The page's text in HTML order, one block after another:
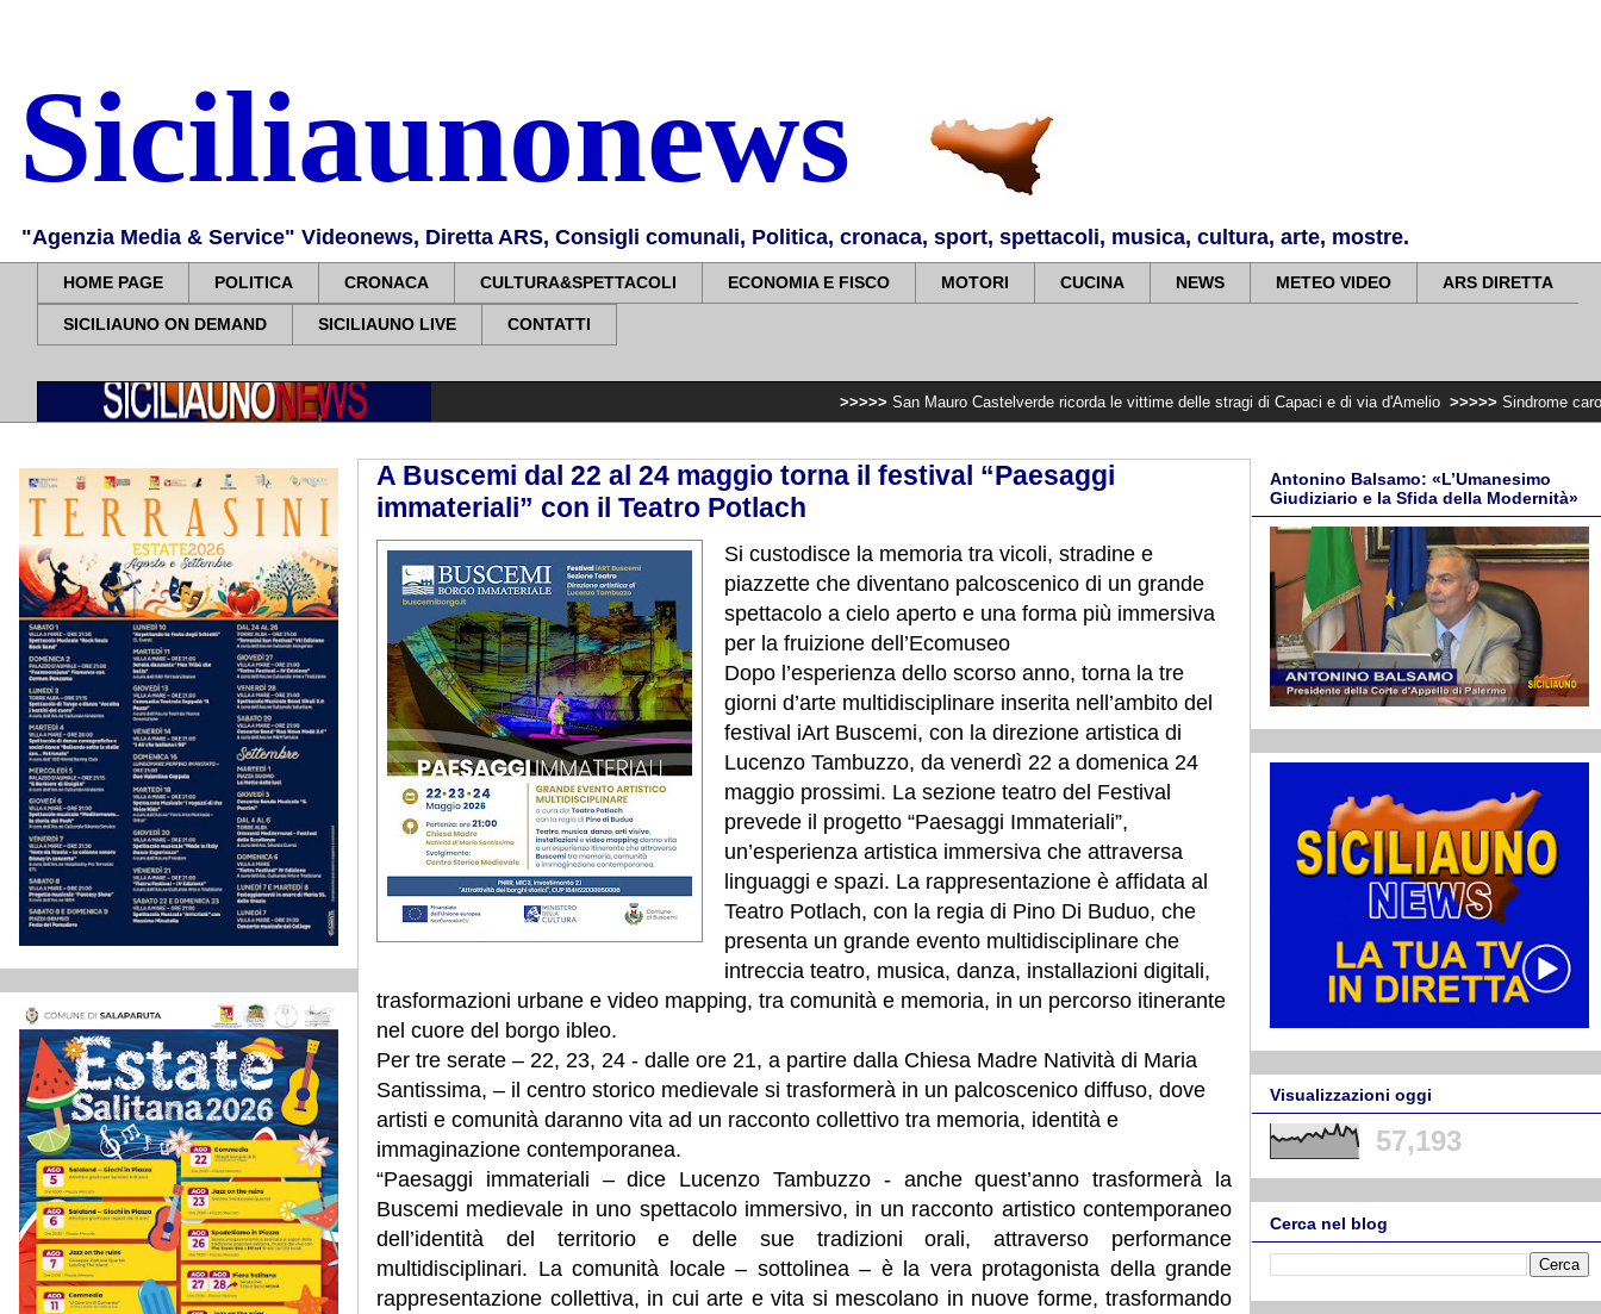
Siciliaunonews
"Agenzia Media & Service" Videonews, Diretta ARS, Consigli comunali, Politica, cronaca, sport, spettacoli, musica, cultura, arte, mostre.
HOME PAGE POLITICA CRONACA CULTURA&SPETTACOLI ECONOMIA E FISCO MOTORI CUCINA NEWS METEO VIDEO ARS DIRETTA
SICILIAUNO ON DEMAND SICILIAUNO LIVE CONTATTI
San Mauro Castelverde ricorda le vittime delle stragi di Capaci e di via d'Amelio >>>>> Sindrome carotidea
A Buscemi dal 22 al 24 maggio torna il festival “Paesaggi
immateriali” con il Teatro Potlach
Si custodisce la memoria tra vicoli, stradine e
piazzette che diventano palcoscenico di un grande
spettacolo a cielo aperto e una forma più immersiva
per la fruizione dell’Ecomuseo
Dopo l’esperienza dello scorso anno, torna la tre
giorni d’arte multidisciplinare inserita nell’ambito del
festival iArt Buscemi, con la direzione artistica di
Lucenzo Tambuzzo, da venerdì 22 a domenica 24
maggio prossimi. La sezione teatro del Festival
prevede il progetto “Paesaggi Immateriali”,
un’esperienza artistica immersiva che attraversa
linguaggi e spazi. La rappresentazione è affidata al
Teatro Potlach, con la regia di Pino Di Buduo, che
presenta un grande evento multidisciplinare che
intreccia teatro, musica, danza, installazioni digitali,
trasformazioni urbane e video mapping, tra comunità e memoria, in un percorso itinerante
nel cuore del borgo ibleo.
Per tre serate – 22, 23, 24 - dalle ore 21, a partire dalla Chiesa Madre Natività di Maria
Santissima, – il centro storico medievale si trasformerà in un palcoscenico diffuso, dove
artisti e comunità daranno vita ad un racconto collettivo tra memoria, identità e
immaginazione contemporanea.
“Paesaggi immateriali – dice Lucenzo Tambuzzo - anche quest’anno trasformerà la
Buscemi medievale in uno spettacolo immersivo, in un racconto artistico contemporaneo
dell’identità del territorio e delle sue tradizioni orali, attraverso performance
multidisciplinari. La comunità locale – sottolinea – è la vera protagonista della grande
rappresentazione collettiva, in cui arte e vita si mescolano in nuove forme, trasformando
Antonino Balsamo: «L’Umanesimo
Giudiziario e la Sfida della Modernità»
Visualizzazioni oggi
57,193
Cerca nel blog